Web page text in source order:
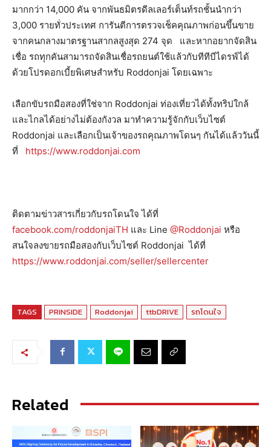
มากกว่า 14,000 คัน จากพันธมิตรดีลเลอร์เต็นท์รถชั้นนำกว่า
3,000 รายทั่วประเทศ การันตีการตรวจเช็คคุณภาพก่อนขึ้นขาย
จากคนกลางมาตรฐานสากลสูงสุด 274 จุด และหากอยากจัดสิน
เชื่อ รถทุกคันสามารถจัดสินเชื่อรถยนต์ใช้แล้วกับทีทีบีไดรฟ์ได้
ด้วยโปรดอกเบี้ยพิเศษสำหรับ Roddonjai โดยเฉพาะ
เลือกขับรถมือสองที่ใช่จาก Roddonjai ท่องเที่ยวได้ทั้งทริปใกล้
และไกลได้อย่างไม่ต้องกังวล มาทำความรู้จักกับเว็บไซต์
Roddonjai และเลือกเป็นเจ้าของรถคุณภาพโดนๆ กันได้แล้ววันนี้
ที่ https://www.roddonjai.com
ติดตามข่าวสารเกี่ยวกับรถโดนใจ ได้ที่
facebook.com/roddonjaiTH และ Line @Roddonjai หรือ
สนใจลงขายรถมือสองกับเว็บไซต์ Roddonjai ได้ที่
https://www.roddonjai.com/seller/sellercenter
TAGS PRINSIDE Roddonjai ttbDRIVE รถโดนใจ
Related